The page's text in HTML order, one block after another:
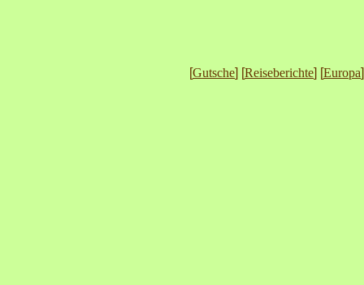
[Gutsche] [Reiseberichte] [Europa